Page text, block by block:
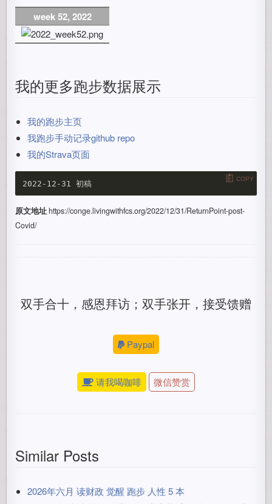
week 52, 2022
我的更多跑步数据展示
我的跑步主页
我跑步手动记录github repo
我的Strava页面
COPY
原文地址https://conge.livingwithfcs.org/2022/12/31/ReturnPoint-post-
Covid/
双手合十，感恩拜访；双手张开，接受馈赠
Paypal
请我喝咖啡 微信赞赏
Similar Posts
2026年六月 读财政 觉醒 跑步 人性 5 本